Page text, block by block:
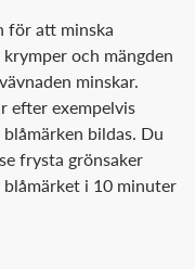
för att minska
och mängden
minskar.
efter exempelvis
bildas. Du
frysta grönsaker
i 10 minuter